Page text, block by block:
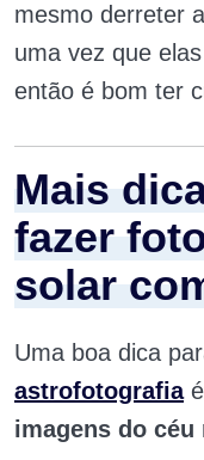
mesmo derreter
uma vez que
então é bom ter
Mais
fazer
solar
Uma boa dica
astrofotografiaé
imagens do céu